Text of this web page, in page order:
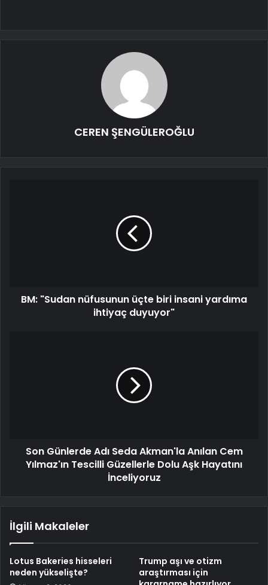
CEREN ŞENGÜLEROĞLU
BM: "Sudan nüfusunun üçte biri insani yardıma
ihtiyaç duyuyor"
Son Günlerde Adı Seda Akman'la Anılan Cem
Yılmaz'ın Tescilli Güzellerle Dolu Aşk Hayatını
İnceliyoruz
İlgili Makaleler
Lotus Bakeries hisseleri
neden yükselişte?
Trump aşı ve otizm
araştırması için